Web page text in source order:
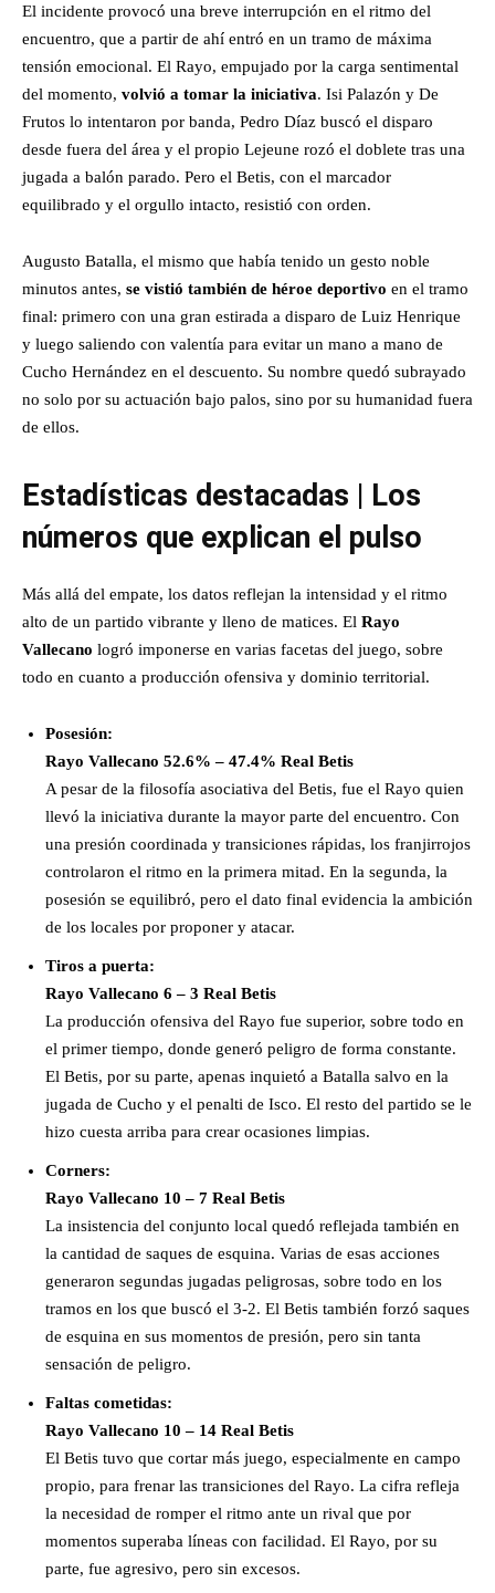
El incidente provocó una breve interrupción en el ritmo del
encuentro, que a partir de ahí entró en un tramo de máxima
tensión emocional. El Rayo, empujado por la carga sentimental
del momento, volvió a tomar la iniciativa. Isi Palazón y De
Frutos lo intentaron por banda, Pedro Díaz buscó el disparo
desde fuera del área y el propio Lejeune rozó el doblete tras una
jugada a balón parado. Pero el Betis, con el marcador
equilibrado y el orgullo intacto, resistió con orden.
Augusto Batalla, el mismo que había tenido un gesto noble
minutos antes, se vistió también de héroe deportivo en el tramo
final: primero con una gran estirada a disparo de Luiz Henrique
y luego saliendo con valentía para evitar un mano a mano de
Cucho Hernández en el descuento. Su nombre quedó subrayado
no solo por su actuación bajo palos, sino por su humanidad fuera
de ellos.
Estadísticas destacadas | Los
números que explican el pulso
Más allá del empate, los datos reflejan la intensidad y el ritmo
alto de un partido vibrante y lleno de matices. El Rayo
Vallecano logró imponerse en varias facetas del juego, sobre
todo en cuanto a producción ofensiva y dominio territorial.
Posesión:
Rayo Vallecano 52.6% – 47.4% Real Betis
A pesar de la filosofía asociativa del Betis, fue el Rayo quien
llevó la iniciativa durante la mayor parte del encuentro. Con
una presión coordinada y transiciones rápidas, los franjirrojos
controlaron el ritmo en la primera mitad. En la segunda, la
posesión se equilibró, pero el dato final evidencia la ambición
de los locales por proponer y atacar.
Tiros a puerta:
Rayo Vallecano 6 – 3 Real Betis
La producción ofensiva del Rayo fue superior, sobre todo en
el primer tiempo, donde generó peligro de forma constante.
El Betis, por su parte, apenas inquietó a Batalla salvo en la
jugada de Cucho y el penalti de Isco. El resto del partido se le
hizo cuesta arriba para crear ocasiones limpias.
Corners:
Rayo Vallecano 10 – 7 Real Betis
La insistencia del conjunto local quedó reflejada también en
la cantidad de saques de esquina. Varias de esas acciones
generaron segundas jugadas peligrosas, sobre todo en los
tramos en los que buscó el 3-2. El Betis también forzó saques
de esquina en sus momentos de presión, pero sin tanta
sensación de peligro.
Faltas cometidas:
Rayo Vallecano 10 – 14 Real Betis
El Betis tuvo que cortar más juego, especialmente en campo
propio, para frenar las transiciones del Rayo. La cifra refleja
la necesidad de romper el ritmo ante un rival que por
momentos superaba líneas con facilidad. El Rayo, por su
parte, fue agresivo, pero sin excesos.